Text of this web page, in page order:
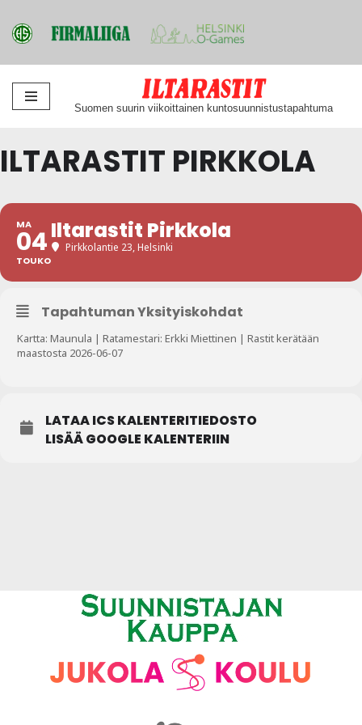
Siirry
Suomen suurin viikoittainen kuntosuunnistustapahtuma
ILTARASTIT PIRKKOLA
MA
04
TOUKO
Iltarastit Pirkkola
Pirkkolantie 23, Helsinki
Tapahtuman Yksityiskohdat
Kartta: Maunula | Ratamestari: Erkki Miettinen | Rastit kerätään
maastosta 2026-06-07
LATAA ICS KALENTERITIEDOSTO
LISÄÄ GOOGLE KALENTERIIN